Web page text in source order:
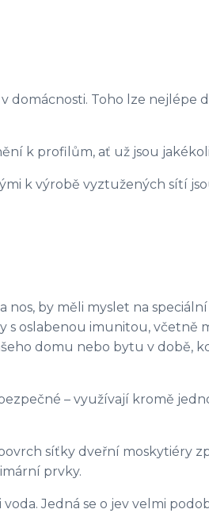
Toho lze nejlépe
k profilům, ať už jsou
k výrobě vyztužených sítí
by měli myslet na
s oslabenou imunitou, včetně
domu nebo bytu v době,
– využívají kromě
síťky dveřní moskytiéry
prvky.
Jedná se o jev velmi